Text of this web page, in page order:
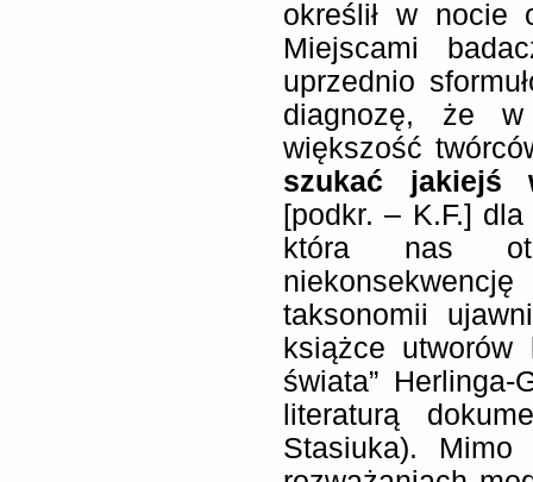
określił w nocie
Miejscami
uprzednio
diagnozę, że w
większość
szukać jakiejś
[podkr. – K.F.]
która nas
taksonomii
książce utworów
świata”
literaturą
Stasiuka).